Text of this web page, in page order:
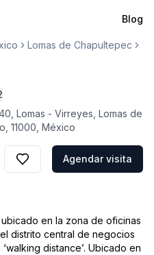
Blog
Lomas de Chapultepec
Lomas - Virreyes, Lomas de
11000, México
Agendar visita
en la zona de oficinas
distrito central de negocios
distance’. Ubicado en